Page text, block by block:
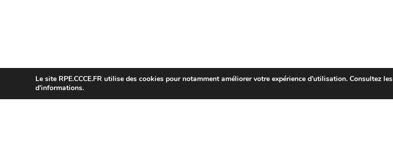
Le site RPE.CCCE.FR utilise des cookies pour notamment améliorer votre expérience d’utilisation. Consultez les
d'informations.